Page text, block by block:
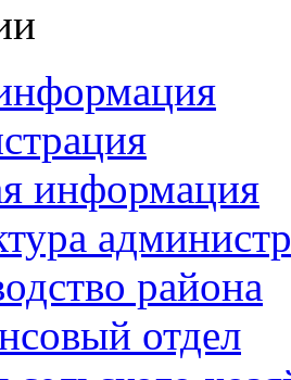
информация
района
отдел